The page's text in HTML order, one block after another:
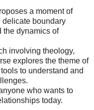
a moment of
delicate boundary
the dynamics of
involving theology,
explores the theme of
to understand and
who wants to
today.